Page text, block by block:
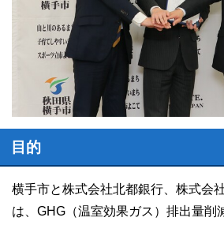
目的
横手市と株式会社北都銀行、株式会
は、GHG（温室効果ガス）排出量削